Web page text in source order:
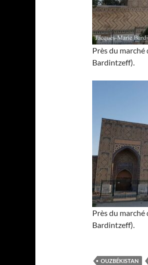
Près du
Bardintzeff).
Près du
Bardintzeff).
OUZBÉKISTAN